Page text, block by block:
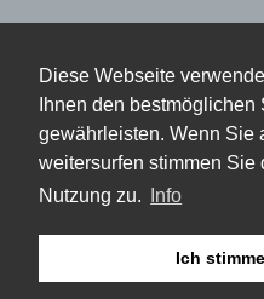
Diese Webseite
Ihnen den bestmöglichen
gewährleisten. Wenn Sie
weitersurfen stimmen Sie
Nutzung zu.
Info
Ich
Impressum
Haftungsausschluss
Datenschutz
© 2019 Fritz Bauer Institut
Rechts, Frankfurt am Main